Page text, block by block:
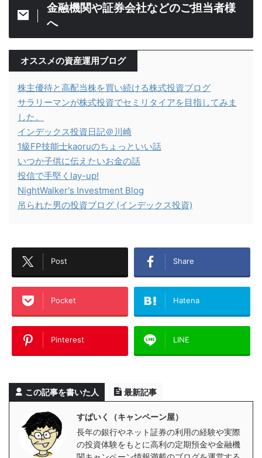
金融機関や証券会社などのご担当者様
へ
オススメの資産運用ブログ
株主優待と高配当株を買い続ける株式投資ブログ
サラリーマンが株式投資でセミリタイアを目指してみま
した。
インデックス投資日記＠川崎
1級FP技能士kaoruのちょっといい話
いつか子供に伝えたいお金の話
投信で手堅くlay-up!
NightWalker's Investment Blog
吊られた男の投資ブログ (インデックス投資)
Post Share
Pocket Hatena
Pinterest LINE
この記事を書いた人 最新記事
すぱいく（キャンペーン屋）
長年の銀行やネット証券の利用の経験や実際
の投資体験をもとに高利の定期預金や金融機